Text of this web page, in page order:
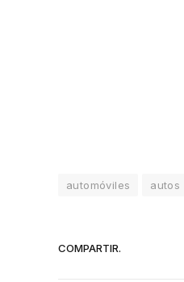
automóviles autos
COMPARTIR.